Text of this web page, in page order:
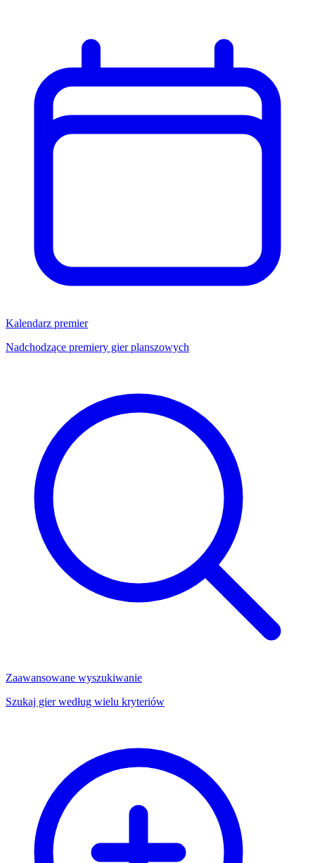
Kalendarz premier
Nadchodzące premiery gier planszowych
Zaawansowane wyszukiwanie
Szukaj gier według wielu kryteriów